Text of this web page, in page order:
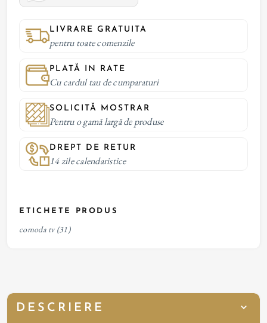
LIVRARE GRATUITA
pentru toate comenzile
PLATĂ IN RATE
Cu cardul tau de cumparaturi
SOLICITĂ MOSTRAR
Pentru o gamă largă de produse
DREPT DE RETUR
14 zile calendaristice
ETICHETE PRODUS
comoda tv (31)
DESCRIERE